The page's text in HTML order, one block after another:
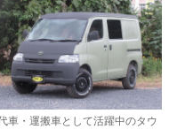
車・運搬車として活躍中のタウ